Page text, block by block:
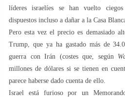
líderes israelíes se han vuelto
dispuestos incluso a dañar a la Casa
Pero esta vez el precio es demasiado
Trump, que ya ha gastado más de
guerra con Irán (costes que, según
millones de dólares si se tienen en
parece haberse dado cuenta de ello.
Israel está furioso por un